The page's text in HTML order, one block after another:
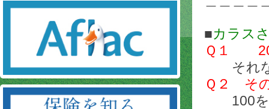
■カラス
Ｑ１
それな
Ｑ２ そ
100を